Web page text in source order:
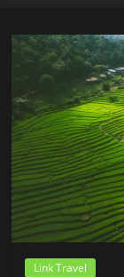
ลพบุรี
วิทยุ
FM
ลพบุรี
Link Travel